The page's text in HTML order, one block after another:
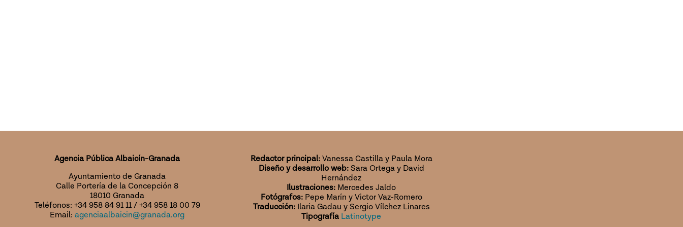
Agencia Pública Albaicín-Granada
Ayuntamiento de Granada
Calle Portería de la Concepción 8
18010 Granada
Teléfonos: +34 958 84 91 11 / +34 958 18 00 79
Email:agenciaalbaicin@granada.org
Redactor principal:Vanessa Castilla y Paula Mora
Diseño y desarrollo web:Sara Ortega y David
Hernández
Ilustraciones: Mercedes Jaldo
Fotógrafos: Pepe Marín y Victor Vaz-Romero
Traducción:Ilaria Gadau y Sergio Vílchez Linares
Tipografía Latinotype